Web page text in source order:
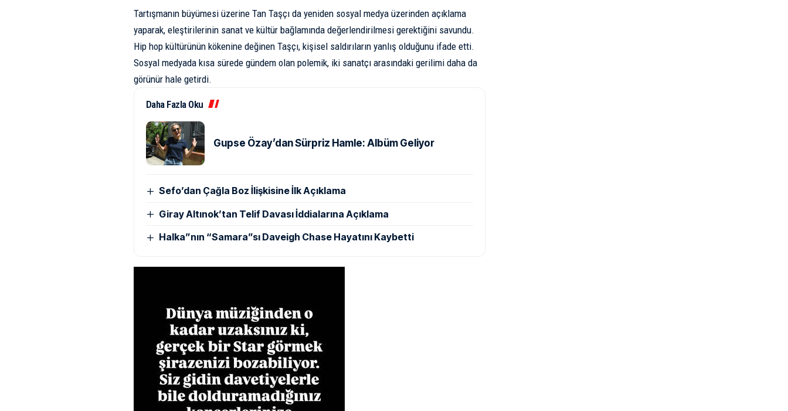
Tartışmanın büyümesi üzerine Tan Taşçı da yeniden sosyal medya üzerinden açıklama
yaparak, eleştirilerinin sanat ve kültür bağlamında değerlendirilmesi gerektiğini savundu.
Hip hop kültürünün kökenine değinen Taşçı, kişisel saldırıların yanlış olduğunu ifade etti.
Sosyal medyada kısa sürede gündem olan polemik, iki sanatçı arasındaki gerilimi daha da
görünür hale getirdi.
Daha Fazla Oku
Gupse Özay’dan Sürpriz Hamle: Albüm Geliyor
Sefo’dan Çağla Boz İlişkisine İlk Açıklama
Giray Altınok’tan Telif Davası İddialarına Açıklama
Halka”nın “Samara”sı Daveigh Chase Hayatını Kaybetti